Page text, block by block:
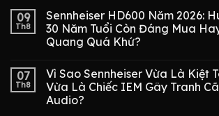
09
Th8
Sennheiser HD600 Năm 2026:
30 Năm Tuổi Còn Đáng Mua
Quang Quá Khứ?
07
Th8
Vì Sao Sennheiser Vừa Là Kiệt
Vừa Là Chiếc IEM Gây Tranh
Audio?